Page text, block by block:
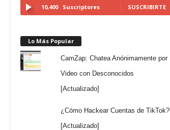
10,400 Suscriptores SUSCRIBIRTE
Lo Más Popular
CamZap: Chatea Anónimamente por
Video con Desconocidos
[Actualizado]
¿Cómo Hackear Cuentas de TikTok?
[Actualizado]